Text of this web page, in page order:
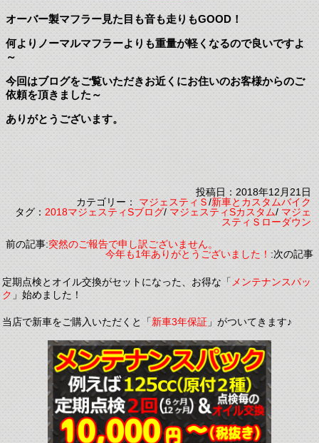
オーバー製マフラー見た目も音も走りもGOOD！
何よりノーマルマフラーよりも重量が軽くなるので良いですよ
～
今回はブログをご覧いただきお近くにお住いのお客様からのご
依頼を頂きました～
ありがとうございます。
投稿日：2018年12月21日
カテゴリー：マジェスティＳ/新車とカスタムバイク
タグ：2018マジェスティSブログ/マジェスティSカスタム/マジェ
スティＳローダウン
前の記事:突然のご報告で申し訳ございません。
今年も1年ありがとうございました！:次の記事
定期点検とオイル交換がセットになった、お得な「メンテナンスパッ
ク」始めました！
当店で新車をご購入いただくと「新車3年保証」がついてきます♪